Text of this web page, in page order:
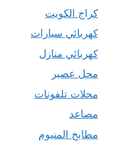
كراج الكويت
كهربائي سيارات
كهربائي منازل
محل عصير
محلات تلفونات
مصاعد
مطابخ المنيوم